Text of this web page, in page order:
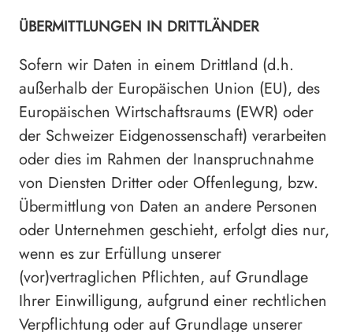
ÜBERMITTLUNGEN IN DRITTLÄNDER
Sofern wir Daten in einem Drittland (d.h.
außerhalb der Europäischen Union (EU), des
Europäischen Wirtschaftsraums (EWR) oder
der Schweizer Eidgenossenschaft) verarbeiten
oder dies im Rahmen der Inanspruchnahme
von Diensten Dritter oder Offenlegung, bzw.
Übermittlung von Daten an andere Personen
oder Unternehmen geschieht, erfolgt dies nur,
wenn es zur Erfüllung unserer
(vor)vertraglichen Pflichten, auf Grundlage
Ihrer Einwilligung, aufgrund einer rechtlichen
Verpflichtung oder auf Grundlage unserer